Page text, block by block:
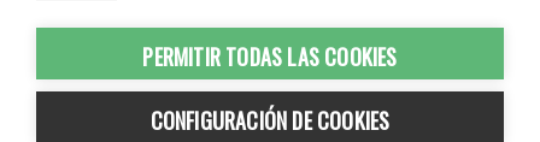
© 2012-2026 LindaVita - Todos los
derechos reservados
PERMITIR TODAS LAS COOKIES
CONFIGURACIÓN DE COOKIES